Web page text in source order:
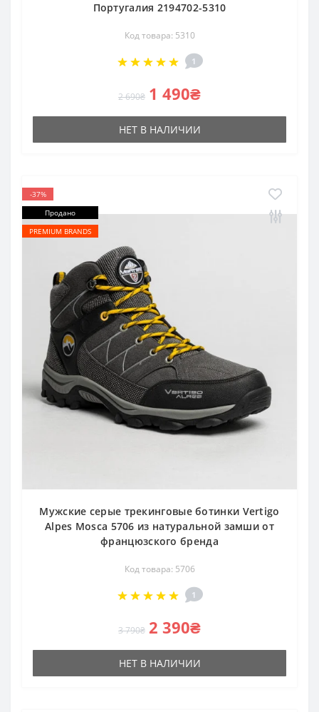
Португалия 2194702-5310
Код товара: 5310
1
2 690₴ 1 490₴
НЕТ В НАЛИЧИИ
-37%
Продано
PREMIUM BRANDS
Мужские серые трекинговые ботинки Vertigo
Alpes Mosca 5706 из натуральной замши от
францюзского бренда
Код товара: 5706
1
3 790₴ 2 390₴
НЕТ В НАЛИЧИИ